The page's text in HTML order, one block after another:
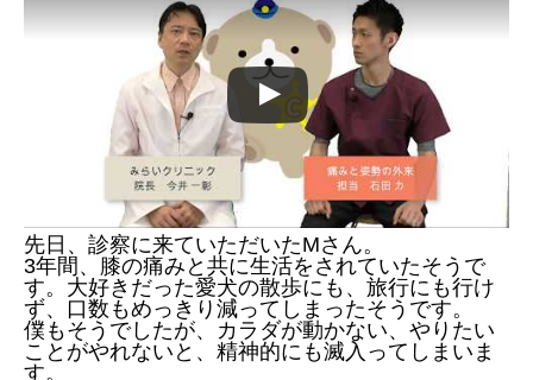
先日、診察に来ていただいたMさん。
3年間、膝の痛みと共に生活をされていたそうで
す。大好きだった愛犬の散歩にも、旅行にも行け
ず、口数もめっきり減ってしまったそうです。
僕もそうでしたが、カラダが動かない、やりたい
ことがやれないと、精神的にも滅入ってしまいま
す。